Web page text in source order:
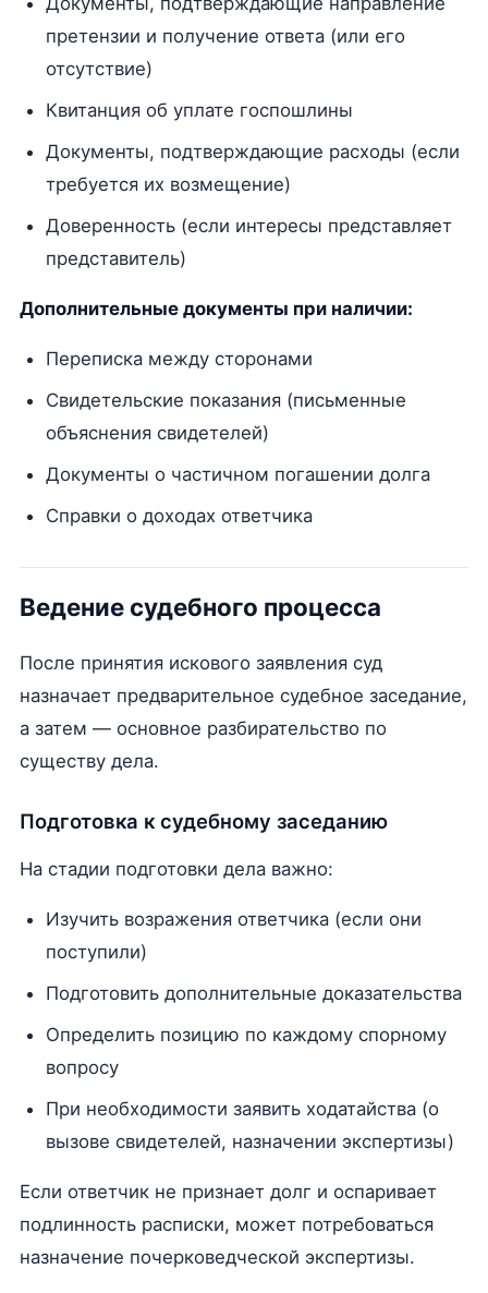
претензии и получение ответа (или его
отсутствие)
Квитанция об уплате госпошлины
Документы, подтверждающие расходы (если
требуется их возмещение)
Доверенность (если интересы представляет
представитель)
Дополнительные документы при наличии:
Переписка между сторонами
Свидетельские показания (письменные
объяснения свидетелей)
Документы о частичном погашении долга
Справки о доходах ответчика
Ведение судебного процесса
После принятия искового заявления суд
назначает предварительное судебное заседание,
а затем — основное разбирательство по
существу дела.
Подготовка к судебному заседанию
На стадии подготовки дела важно:
Изучить возражения ответчика (если они
поступили)
Подготовить дополнительные доказательства
Определить позицию по каждому спорному
вопросу
При необходимости заявить ходатайства (о
вызове свидетелей, назначении экспертизы)
Если ответчик не признает долг и оспаривает
подлинность расписки, может потребоваться
назначение почерковедческой экспертизы.